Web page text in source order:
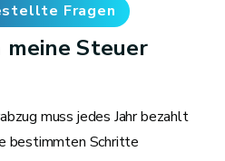
Fragen
meine Steuer
muss jedes Jahr bezahlt
bestimmten Schritte